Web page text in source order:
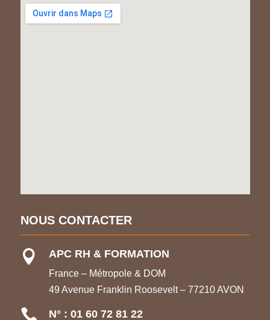
NOUS CONTACTER
 APC RH & FORMATION
France – Métropole & DOM
49 Avenue Franklin Roosevelt – 77210 AVON
 N° : 01 60 72 81 22